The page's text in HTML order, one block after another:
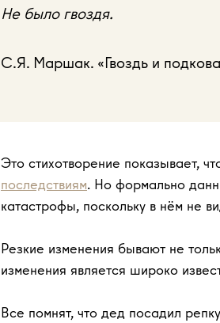
Не было гвоздя.
С.Я. Маршак. «Гвоздь и
Это стихотворение показывает,
последствиям. Но формально
катастрофы, поскольку в нём не
Резкие изменения бывают не
изменения является широко
Все помнят, что дед посадил